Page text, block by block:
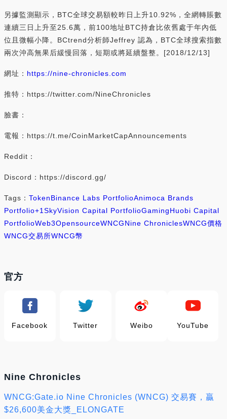
另據監測顯示，BTC全球交易額較昨日上升10.92%，全網轉賬數
連續三日上升至25.6萬，前100地址BTC持倉比依舊處于年內低
位且微幅小降。BCtrend分析師Jeffrey 認為，BTC全球搜索指數
兩次沖高無果后緩慢回落，短期或將延續盤整。[2018/12/13]
網址： https://nine-chronicles.com
推特：https://twitter.com/NineChronicles
臉書：
電報：https://t.me/CoinMarketCapAnnouncements
Reddit：
Discord：https://discord.gg/
Tags： TokenBinance Labs PortfolioAnimoca Brands
Portfolio+1 SkyVision Capital PortfolioGamingHuobi Capital
PortfolioWeb3OpensourceWNCGNine ChroniclesWNCG價格
WNCG交易所WNCG幣
官方
Facebook Twitter Weibo YouTube
Nine Chronicles
WNCG:Gate.io Nine Chronicles (WNCG) 交易賽，贏
$26,600美金大獎_ELONGATE